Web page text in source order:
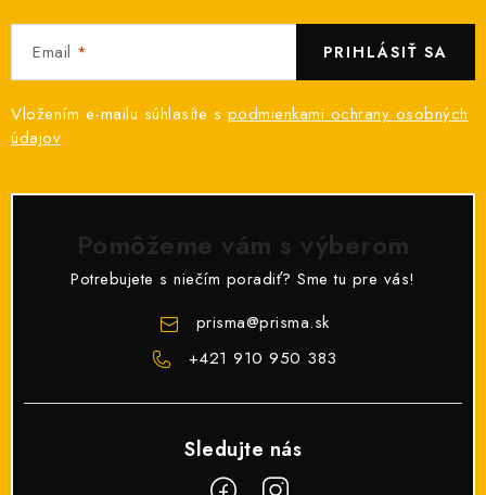
Email
Vložením e-mailu súhlasíte s podmienkami ochrany osobných
údajov
PRIHLÁSIŤ SA
Pomôžeme vám s výberom
Potrebujete s niečím poradiť? Sme tu pre vás!
prisma@prisma.sk
+421 910 950 383